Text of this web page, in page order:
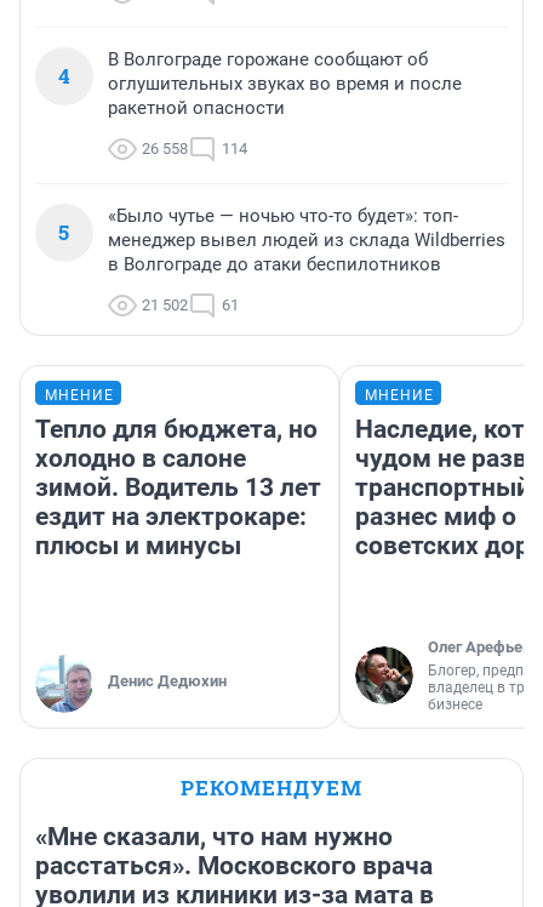
4
В Волгограде горожане сообщают об
оглушительных звуках во время и после
ракетной опасности
26 558 114
5
«Было чутье — ночью что-то будет»: топ-
менеджер вывел людей из склада Wildberries
в Волгограде до атаки беспилотников
21 502 61
МНЕНИЕ
Тепло для бюджета, но
холодно в салоне
зимой. Водитель 13 лет
ездит на электрокаре:
плюсы и минусы
Денис Дедюхин
МНЕНИЕ
Наследие,
чудом не
транспортный
разнес миф о
советских
Олег Арефьев
Блогер,
владелец в
бизнесе
РЕКОМЕНДУЕМ
«Мне сказали, что нам нужно
расстаться». Московского врача
уволили из клиники из-за мата в